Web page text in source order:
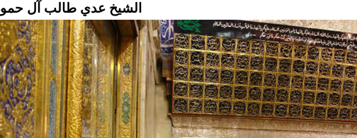
الشيخ عدي طالب آل